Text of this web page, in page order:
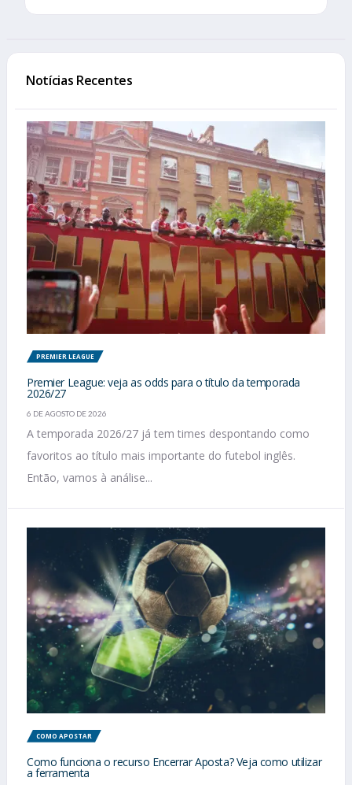
Notícias Recentes
PREMIER LEAGUE
Premier League: veja as odds para o título da temporada
2026/27
6 DE AGOSTO DE 2026
A temporada 2026/27 já tem times despontando como
favoritos ao título mais importante do futebol inglês.
Então, vamos à análise...
COMO APOSTAR
Como funciona o recurso Encerrar Aposta? Veja como utilizar
a ferramenta